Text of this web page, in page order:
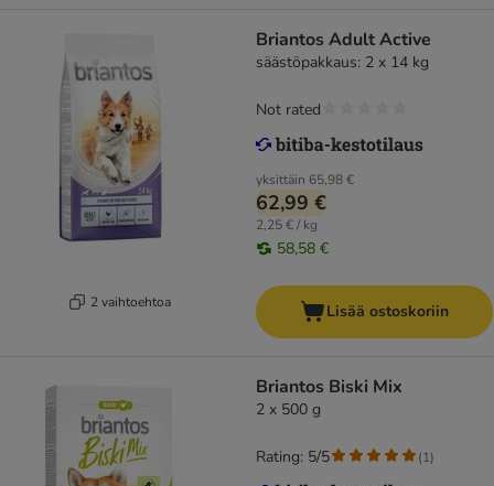
2 vaihtoehtoa
Briantos Adult Active
säästöpakkaus: 2 x 14 kg
yksittäin 65,98 €
62,99 €
2,25 € / kg
58,58 €
Not rated
Lisää ostoskoriin
Briantos Biski Mix
2 x 500 g
Rating: 5/5 (1)